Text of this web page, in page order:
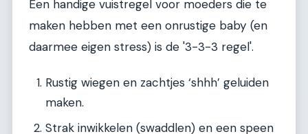
Een handige vuistregel voor moeders die te
maken hebben met een onrustige baby (en
daarmee eigen stress) is de '3-3-3 regel'.
Rustig wiegen en zachtjes ‘shhh’ geluiden
maken.
Strak inwikkelen (swaddlen) en een speen